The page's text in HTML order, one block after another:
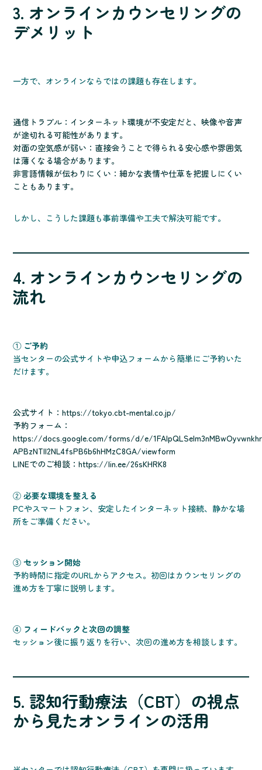
3. オンラインカウンセリングの
デメリット
一方で、オンラインならではの課題も存在します。
通信トラブル：インターネット環境が不安定だと、映像や音声
が途切れる可能性があります。
対面の空気感が弱い：直接会うことで得られる安心感や雰囲気
は薄くなる場合があります。
非言語情報が伝わりにくい：細かな表情や仕草を把握しにくい
こともあります。
しかし、こうした課題も事前準備や工夫で解決可能です。
4. オンラインカウンセリングの
流れ
① ご予約
当センターの公式サイトや申込フォームから簡単にご予約いた
だけます。
公式サイト：https://tokyo.cbt-mental.co.jp/
予約フォーム：
https://docs.google.com/forms/d/e/
APBzNTll2NL4fsPB6b6hHMzC8GA/viewform
LINEでのご相談：https://lin.ee/26sKHRK8
②必要な環境を整える
PCやスマートフォン、安定したインターネット接続、静かな場
所をご準備ください。
③セッション開始
予約時間に指定のURLからアクセス。初回はカウンセリングの
進め方を丁寧に説明します。
④ フィードバックと次回の調整
セッション後に振り返りを行い、次回の進め方を相談します。
5. 認知行動療法（CBT）の視点
から見たオンラインの活用